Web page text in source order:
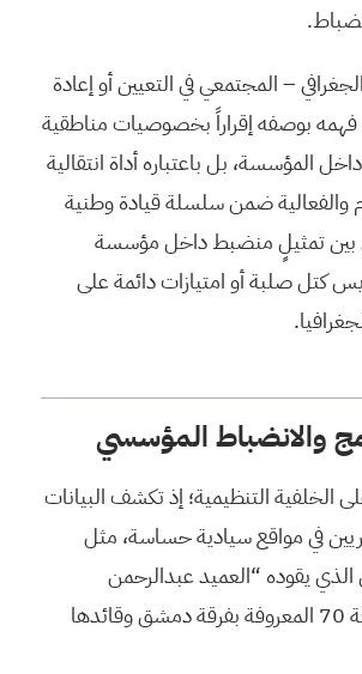
– المجتمعي في التعيين أو إعادة
فهمه بوصفه إقراراً بخصوصيات مناطقية
المؤسسة، بل باعتباره أداة انتقالية
والفعالية ضمن سلسلة قيادة وطنية
بين تمثيلٍ منضبط داخل مؤسسة
كتل صلبة أو امتيازات دائمة على
والانضباط المؤسسي
الخلفية التنظيمية؛ إذ تكشف البيانات
في مواقع سيادية حساسة، مثل
يقوده “العميد عبدالرحمن
الخطيب”، والفرقة 70 المعروفة بفرقة دمشق وقائدها